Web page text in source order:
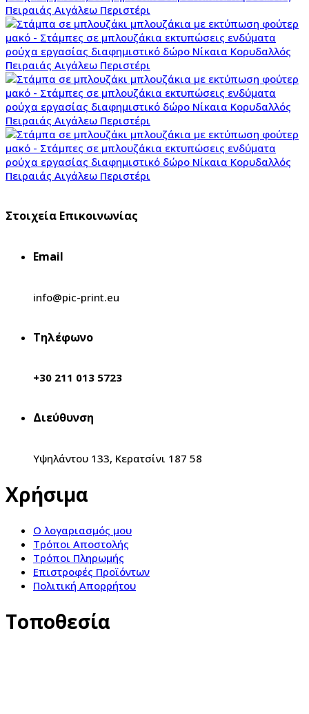
Στοιχεία Επικοινωνίας
Email
info@pic-print.eu
Τηλέφωνο
+30 211 013 5723
Διεύθυνση
Υψηλάντου 133, Κερατσίνι 187 58
Χρήσιμα
Ο λογαριασμός μου
Τρόποι Αποστολής
Τρόποι Πληρωμής
Επιστροφές Προϊόντων
Πολιτική Απορρήτου
Τοποθεσία